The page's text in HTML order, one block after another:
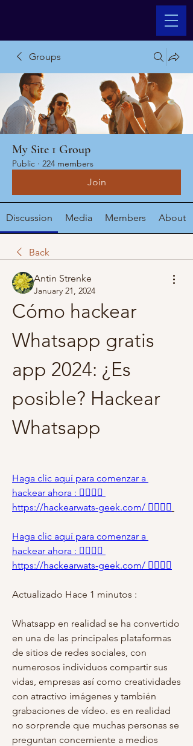
Groups
My Site 1 Group
Public · 224 members
Join
Discussion Media Members About
Back
Antin Strenke
January 21, 2024
Cómo hackear
Whatsapp gratis
app 2024: ¿Es
posible? Hackear
Whatsapp
Haga clic aquí para comenzar a
hackear ahora : 👉🏻👉🏻
https://hackearwats-geek.com/ 👈🏻👈🏻
Haga clic aquí para comenzar a
hackear ahora : 👉🏻👉🏻
https://hackearwats-geek.com/ 👈🏻👈🏻
Actualizado Hace 1 minutos :
Whatsapp en realidad se ha convertido
en una de las principales plataformas
de sitios de redes sociales, con
numerosos individuos compartir sus
vidas, empresas así como creatividades
con atractivo imágenes y también
grabaciones de vídeo. es en realidad
no sorprende que muchas personas se
preguntan concerniente a medios